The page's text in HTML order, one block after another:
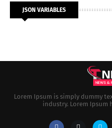
JSON VARIABLES
Lorem Ipsum is simply dummy
industry. Lorem Ipsum